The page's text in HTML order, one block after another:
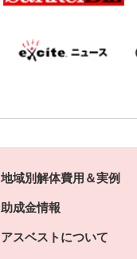
地域別解体費用＆実例
助成金情報
アスベストについて